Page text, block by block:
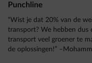
Punchline
“Wist je dat 20% van de
transport? We hebben dus
transport veel groener te
de oplossingen!”